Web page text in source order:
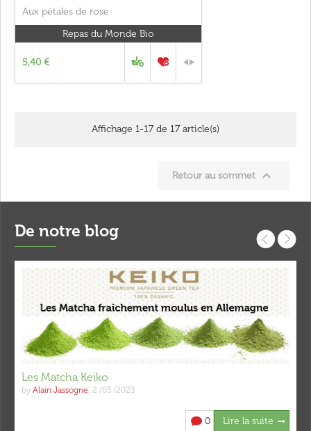
Aux pétales de rose
Repas du Monde Bio
5,40 €
Affichage 1-17 de 17 article(s)
Retour au sommet 
De notre blog
Les Matcha Keiko
by Alain Jassogne 2 /03 /2023
0 Lire la suite